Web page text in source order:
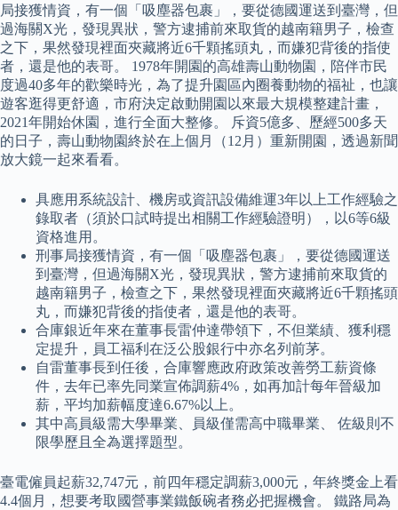
局接獲情資，有一個「吸塵器包裹」，要從德國運送到臺灣，但
過海關X光，發現異狀，警方逮捕前來取貨的越南籍男子，檢查
之下，果然發現裡面夾藏將近6千顆搖頭丸，而嫌犯背後的指使
者，還是他的表哥。 1978年開園的高雄壽山動物園，陪伴市民
度過40多年的歡樂時光，為了提升園區內圈養動物的福祉，也讓
遊客逛得更舒適，市府決定啟動開園以來最大規模整建計畫，
2021年開始休園，進行全面大整修。 斥資5億多、歷經500多天
的日子，壽山動物園終於在上個月（12月）重新開園，透過新聞
放大鏡一起來看看。
具應用系統設計、機房或資訊設備維運3年以上工作經驗之
錄取者（須於口試時提出相關工作經驗證明），以6等6級
資格進用。
刑事局接獲情資，有一個「吸塵器包裹」，要從德國運送
到臺灣，但過海關X光，發現異狀，警方逮捕前來取貨的
越南籍男子，檢查之下，果然發現裡面夾藏將近6千顆搖頭
丸，而嫌犯背後的指使者，還是他的表哥。
合庫銀近年來在董事長雷仲達帶領下，不但業績、獲利穩
定提升，員工福利在泛公股銀行中亦名列前茅。
自雷董事長到任後，合庫響應政府政策改善勞工薪資條
件，去年已率先同業宣佈調薪4%，如再加計每年晉級加
薪，平均加薪幅度達6.67%以上。
其中高員級需大學畢業、員級僅需高中職畢業、 佐級則不
限學歷且全為選擇題型。
臺電僱員起薪32,747元，前四年穩定調薪3,000元，年終獎金上看
4.4個月，想要考取國營事業鐵飯碗者務必把握機會。 鐵路局為